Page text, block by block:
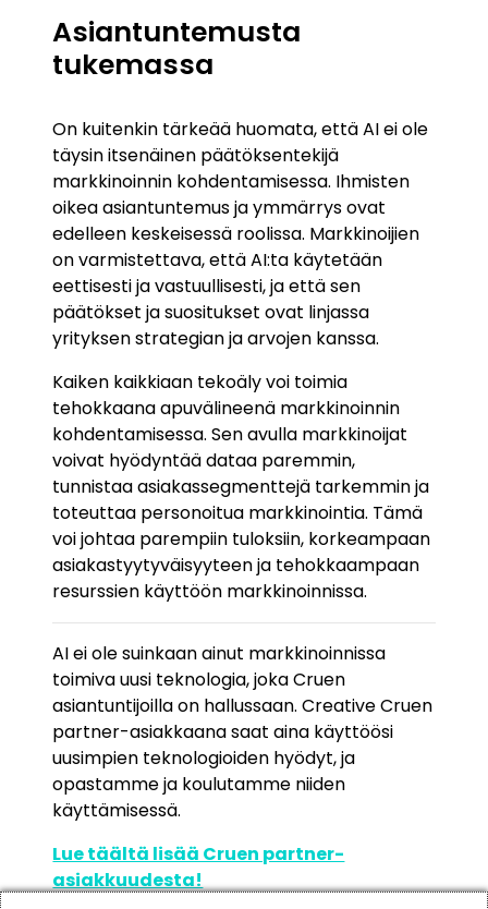
Asiantuntemusta
tukemassa
On kuitenkin tärkeää huomata, että AI ei ole
täysin itsenäinen päätöksentekijä
markkinoinnin kohdentamisessa. Ihmisten
oikea asiantuntemus ja ymmärrys ovat
edelleen keskeisessä roolissa. Markkinoijien
on varmistettava, että AI:ta käytetään
eettisesti ja vastuullisesti, ja että sen
päätökset ja suositukset ovat linjassa
yrityksen strategian ja arvojen kanssa.
Kaiken kaikkiaan tekoäly voi toimia
tehokkaana apuvälineenä markkinoinnin
kohdentamisessa. Sen avulla markkinoijat
voivat hyödyntää dataa paremmin,
tunnistaa asiakassegmenttejä tarkemmin ja
toteuttaa personoitua markkinointia. Tämä
voi johtaa parempiin tuloksiin, korkeampaan
asiakastyytyväisyyteen ja tehokkaampaan
resurssien käyttöön markkinoinnissa.
AI ei ole suinkaan ainut markkinoinnissa
toimiva uusi teknologia, joka Cruen
asiantuntijoilla on hallussaan. Creative Cruen
partner-asiakkaana saat aina käyttöösi
uusimpien teknologioiden hyödyt, ja
opastamme ja koulutamme niiden
käyttämisessä.
Lue täältä lisää Cruen partner-
asiakkuudesta!